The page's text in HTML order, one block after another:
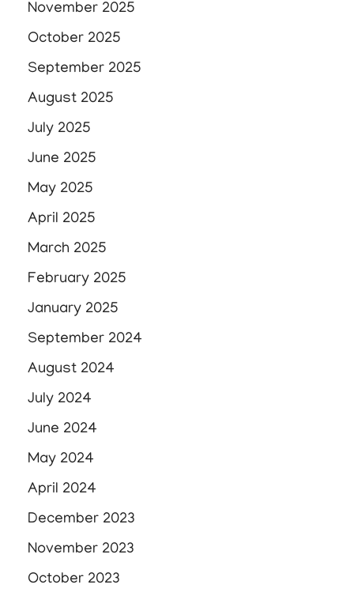
November 2025
October 2025
September 2025
August 2025
July 2025
June 2025
May 2025
April 2025
March 2025
February 2025
January 2025
September 2024
August 2024
July 2024
June 2024
May 2024
April 2024
December 2023
November 2023
October 2023